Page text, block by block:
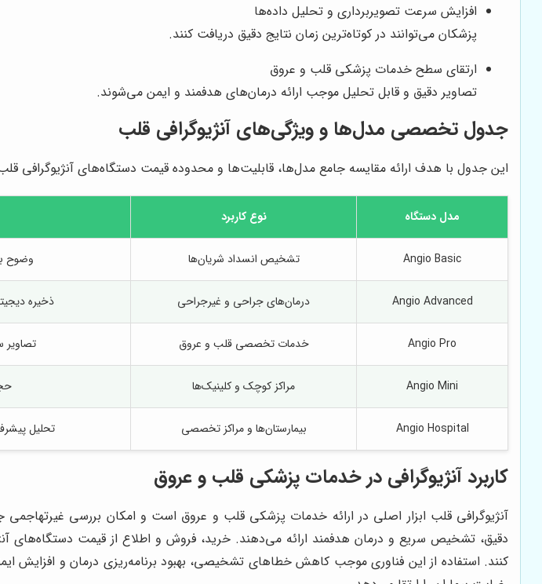
افزایش سرعت تصویربرداری و تحلیل داده‌ها
پزشکان می‌توانند در کوتاه‌ترین زمان نتایج دقیق دریافت کنند.
ارتقای سطح خدمات پزشکی قلب و عروق
تصاویر دقیق و قابل تحلیل موجب ارائه درمان‌های هدفمند و ایمن می‌شوند.
جدول تخصصی مدل‌ها و ویژگی‌های آنژیوگرافی قلب
این جدول با هدف ارائه مقایسه جامع مدل‌ها، قابلیت‌ها و محدوده قیمت دستگاه‌های آنژیوگرافی
مدل دستگاه نوع کاربرد
Angio Basic تشخیص انسداد شریان‌ها وضوح
Angio Advanced درمان‌های جراحی و غیرجراحی ذخیره
Angio Pro خدمات تخصصی قلب و عروق تصاویر
Angio Mini مراکز کوچک و کلینیک‌ها
Angio Hospital بیمارستان‌ها و مراکز تخصصی تحلیل
کاربرد آنژیوگرافی در خدمات پزشکی قلب و عروق
آنژیوگرافی قلب ابزار اصلی در ارائه خدمات پزشکی قلب و عروق است و امکان بررسی
دقیق، تشخیص سریع و درمان هدفمند ارائه می‌دهند. خرید، فروش و اطلاع از قیمت دستگاه‌های
کنند. استفاده از این فناوری موجب کاهش خطاهای تشخیصی، بهبود برنامه‌ریزی درمان و افزایش